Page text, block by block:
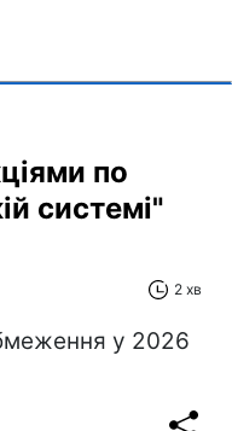
по
системі"
2 хв
у 2026